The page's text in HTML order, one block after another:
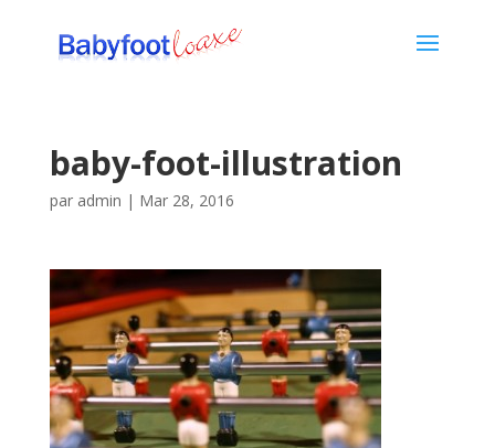
baby-foot-illustration
par admin | Mar 28, 2016